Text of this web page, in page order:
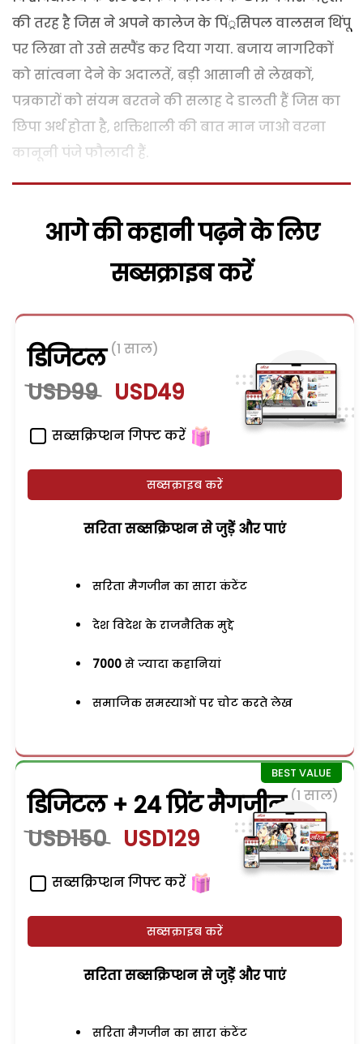
की तरह है जिस ने अपने कालेज के पिं्रसिपल वालसन थिंपू
पर लिखा तो उसे सस्पैंड कर दिया गया. बजाय नागरिकों
को सांत्वना देने के अदालतें, बड़ी आसानी से लेखकों,
पत्रकारों को संयम बरतने की सलाह दे डालती हैं जिस का
छिपा अर्थ होता है, शक्तिशाली की बात मान जाओ वरना
कानूनी पंजे फौलादी हैं.
आगे की कहानी पढ़ने के लिए
सब्सक्राइब करें
डिजिटल (1 साल)
USD99 USD49
सब्सक्रिप्शन गिफ्ट करें
सब्सक्राइब करें
सरिता सब्सक्रिप्शन से जुड़ेें और पाएं
सरिता मैगजीन का सारा कंटेंट
देश विदेश के राजनैतिक मुद्दे
7000 से ज्यादा कहानियां
समाजिक समस्याओं पर चोट करते लेख
डिजिटल + 24 प्रिंट मैगजीन (1 साल)
USD150 USD129
सब्सक्रिप्शन गिफ्ट करें
सब्सक्राइब करें
सरिता सब्सक्रिप्शन से जुड़ेें और पाएं
सरिता मैगजीन का सारा कंटेंट